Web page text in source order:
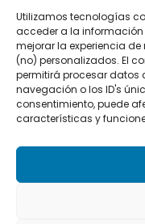
Utilizamos tecnologías
acceder a la
mejorar la experiencia
(no) personalizados. El
permitirá procesar datos
navegación o los ID's
consentimiento, puede
características y
+34 662 342
SÍGUENOS